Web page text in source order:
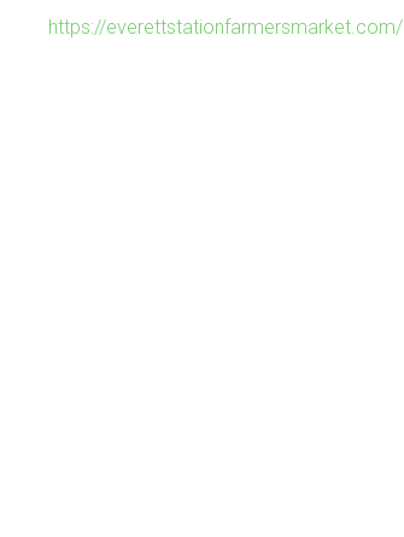
https://everettstationfarmersmarket.com/